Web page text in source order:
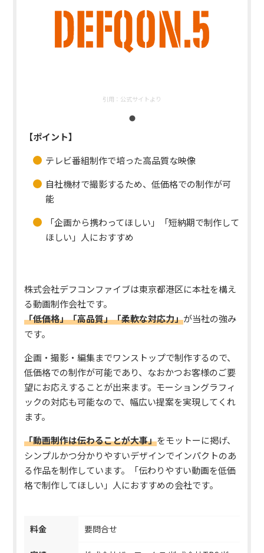
引用： 公式サイトより
【ポイント】
テレビ番組制作で培った高品質な映像
自社機材で撮影するため、低価格での制作が可
能
「企画から携わってほしい」「短納期で制作して
ほしい」人におすすめ
株式会社デフコンファイブは東京都港区に本社を構え
る動画制作会社です。
「低価格」「高品質」「柔軟な対応力」が当社の強み
です。
企画・撮影・編集までワンストップで制作するので、
低価格での制作が可能であり、なおかつお客様のご要
望にお応えすることが出来ます。モーショングラフィ
ックの対応も可能なので、幅広い提案を実現してくれ
ます。
「動画制作は伝わることが大事」をモットーに掲げ、
シンプルかつ分かりやすいデザインでインパクトのあ
る作品を制作しています。「伝わりやすい動画を低価
格で制作してほしい」人におすすめの会社です。
料金 要問合せ